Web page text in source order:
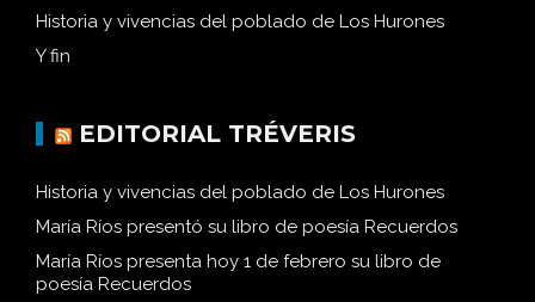
Historia y vivencias del poblado de Los Hurones
Y fin
EDITORIAL TRÉVERIS
Historia y vivencias del poblado de Los Hurones
María Ríos presentó su libro de poesía Recuerdos
María Ríos presenta hoy 1 de febrero su libro de
poesía Recuerdos